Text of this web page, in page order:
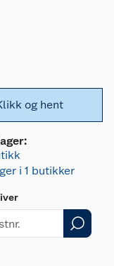
og hent
i 1 butikker